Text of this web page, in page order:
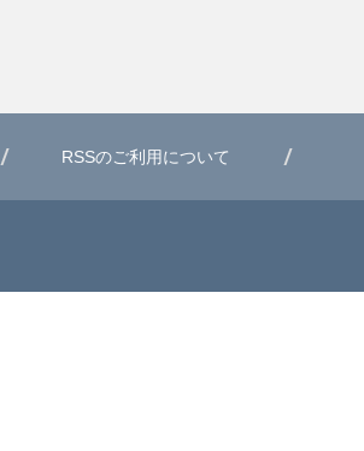
RSSのご利用について